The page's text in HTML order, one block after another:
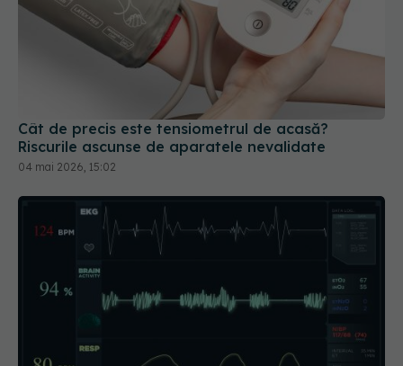
Cât de precis este tensiometrul de acasă?
Riscurile ascunse de aparatele nevalidate
04 mai 2026, 15:02